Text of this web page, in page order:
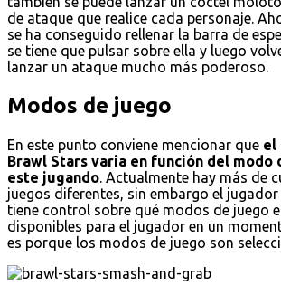
de ataque que realice cada personaje.
se ha conseguido rellenar la barra de
se tiene que pulsar sobre ella y luego
lanzar un ataque mucho más poderoso.
Modos de juego
En este punto conviene mencionar que el
Brawl Stars varia en función del modo
este jugando. Actualmente hay más de
juegos diferentes, sin embargo el
tiene control sobre qué modos de juego
disponibles para el jugador en un
es porque los modos de juego son